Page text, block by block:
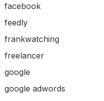
facebook
feedly
frankwatching
freelancer
google
google adwords